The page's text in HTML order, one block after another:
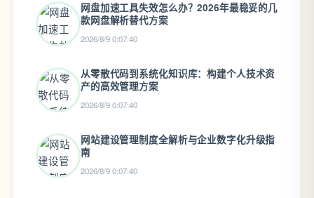
网盘加速工具失效怎么办？2026年最稳妥的几
款网盘解析替代方案
2026/8/9 0:07:40
从零散代码到系统化知识库：构建个人技术资
产的高效管理方案
2026/8/9 0:07:40
网站建设管理制度全解析与企业数字化升级指
南
2026/8/9 0:07:40